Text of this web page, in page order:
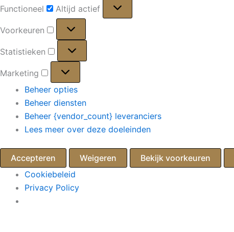
Functioneel
Altijd actief
Voorkeuren
Voorkeuren
Statistieken
Statistieken
Marketing
Marketing
Beheer opties
Beheer diensten
Beheer {vendor_count} leveranciers
Lees meer over deze doeleinden
Accepteren Weigeren Bekijk voorkeuren
Cookiebeleid
Privacy Policy